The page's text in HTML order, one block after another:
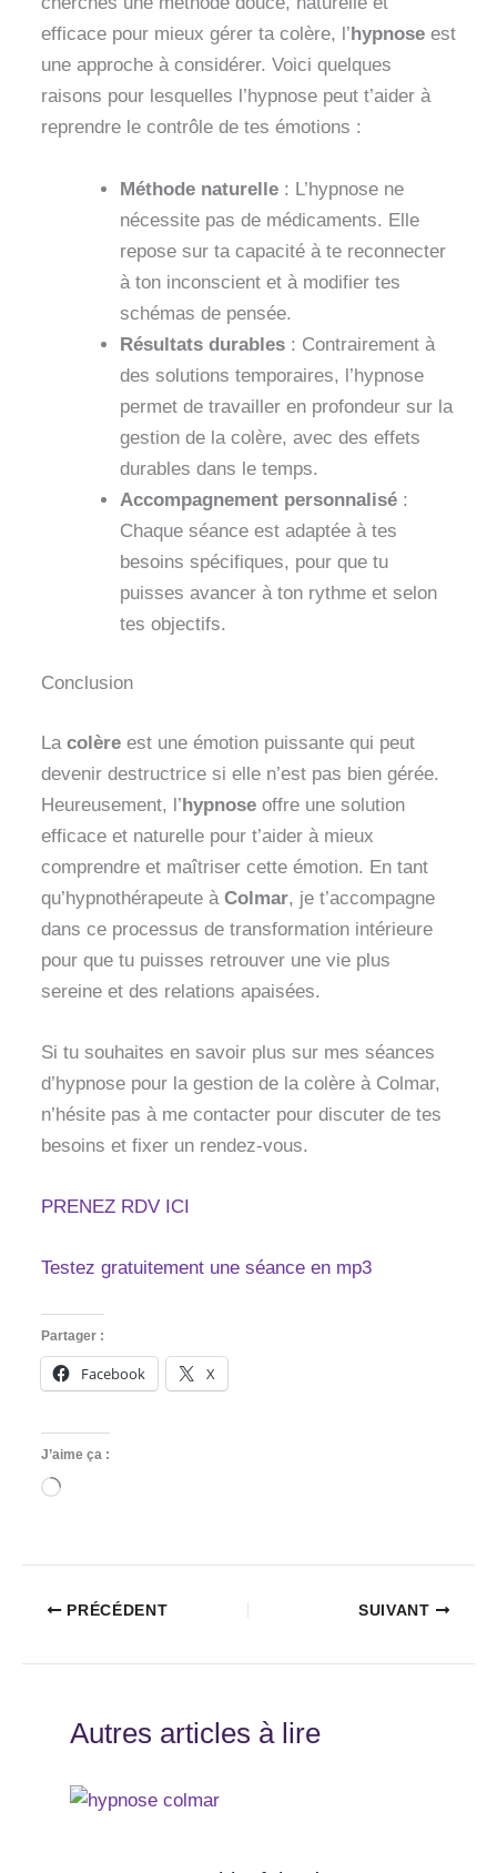
efficace pour mieux gérer ta colère, l’ hypnose est
une approche à considérer. Voici quelques
raisons pour lesquelles l’hypnose peut t’aider à
reprendre le contrôle de tes émotions :
Méthode naturelle : L’hypnose ne
nécessite pas de médicaments. Elle
repose sur ta capacité à te reconnecter
à ton inconscient et à modifier tes
schémas de pensée.
Résultats durables : Contrairement à
des solutions temporaires, l’hypnose
permet de travailler en profondeur sur la
gestion de la colère, avec des effets
durables dans le temps.
Accompagnement personnalisé :
Chaque séance est adaptée à tes
besoins spécifiques, pour que tu
puisses avancer à ton rythme et selon
tes objectifs.
Conclusion
La colère est une émotion puissante qui peut
devenir destructrice si elle n’est pas bien gérée.
Heureusement, l’hypnose offre une solution
efficace et naturelle pour t’aider à mieux
comprendre et maîtriser cette émotion. En tant
qu’hypnothérapeute à Colmar, je t’accompagne
dans ce processus de transformation intérieure
pour que tu puisses retrouver une vie plus
sereine et des relations apaisées.
Si tu souhaites en savoir plus sur mes séances
d’hypnose pour la gestion de la colère à Colmar,
n’hésite pas à me contacter pour discuter de tes
besoins et fixer un rendez-vous.
PRENEZ RDV ICI
Testez gratuitement une séance en mp3
Partager :
Facebook X
J’aime ça :
Chargement…
PRÉCÉDENT SUIVANT
Autres articles à lire